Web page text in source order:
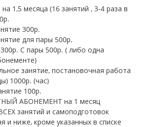
1,5 месяца (16 занятий , 3-4 раза в
300р.
для пары 500р.
С пары 500р. ( либо одна
занятие, постановочная работа
1000р. (час)
100р.
АБОНЕМЕНТ на 1 месяц
занятий и самоподготовок
и ниже, кроме указанных в списке